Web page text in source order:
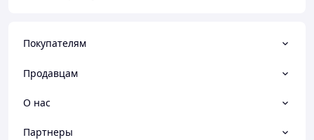
Покупателям
Продавцам
О нас
Партнеры